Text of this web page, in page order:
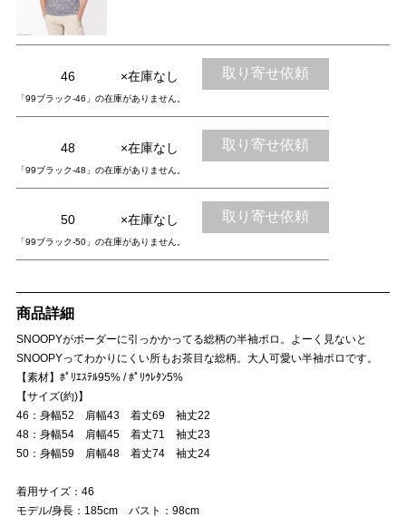
46 ×在庫なし 取り寄せ依頼
「99ブラック-46」の在庫がありません。
48 ×在庫なし 取り寄せ依頼
「99ブラック-48」の在庫がありません。
50 ×在庫なし 取り寄せ依頼
「99ブラック-50」の在庫がありません。
商品詳細
SNOOPYがボーダーに引っかかってる総柄の半袖ポロ。よーく見ないと
SNOOPYってわかりにくい所もお茶目な総柄。大人可愛い半袖ポロです。
【素材】ﾎﾟﾘｴｽﾃﾙ95% / ﾎﾟﾘｳﾚﾀﾝ5%
【サイズ(約)】
46：身幅52 肩幅43 着丈69 袖丈22
48：身幅54 肩幅45 着丈71 袖丈23
50：身幅59 肩幅48 着丈74 袖丈24
着用サイズ：46
モデル/身長：185cm バスト：98cm